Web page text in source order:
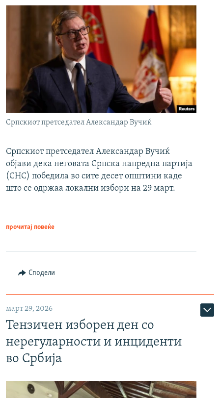
Српскиот претседател Александар Вучиќ
Српскиот претседател Александар Вучиќ
објави дека неговата Српска напредна партија
(СНС) победила во сите десет општини каде
што се одржаа локални избори на 29 март.
прочитај повеќе
Сподели
март 29, 2026
Тензичен изборен ден со
нерегуларности и инциденти
во Србија